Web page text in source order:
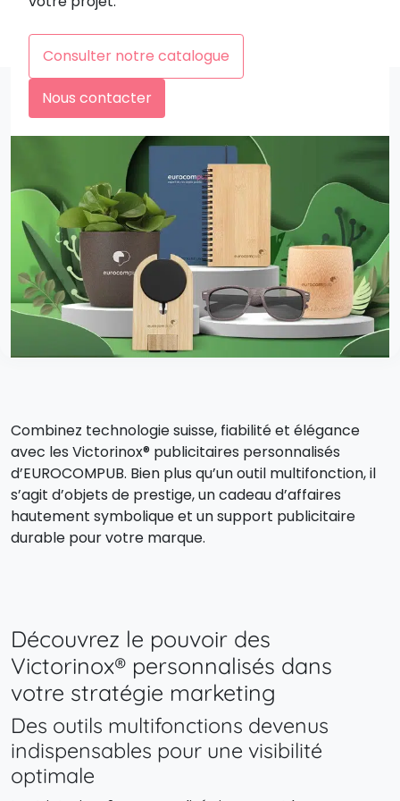
Consulter notre catalogue
Nous contacter
Combinez technologie suisse, fiabilité et élégance
avec les Victorinox® publicitaires personnalisés
d’EUROCOMPUB. Bien plus qu’un outil multifonction, il
s’agit d’objets de prestige, un cadeau d’affaires
hautement symbolique et un support publicitaire
durable pour votre marque.
Découvrez le pouvoir des
Victorinox® personnalisés dans
votre stratégie marketing
Des outils multifonctions devenus
indispensables pour une visibilité
optimale